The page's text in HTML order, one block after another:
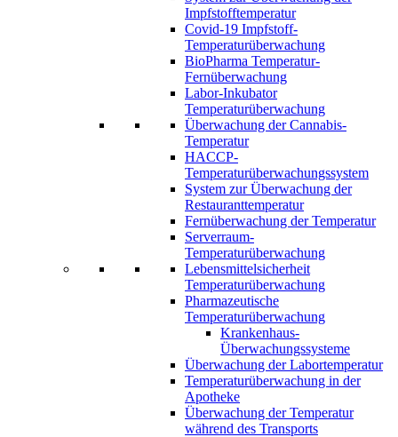
Impfstofftemperatur
Covid-19 Impfstoff-
Temperaturüberwachung
BioPharma Temperatur-
Fernüberwachung
Labor-Inkubator
Temperaturüberwachung
Überwachung der Cannabis-
Temperatur
HACCP-
Temperaturüberwachungssystem
System zur Überwachung der
Restauranttemperatur
Fernüberwachung der Temperatur
Serverraum-
Temperaturüberwachung
Lebensmittelsicherheit
Temperaturüberwachung
Pharmazeutische
Temperaturüberwachung
Krankenhaus-
Überwachungssysteme
Überwachung der Labortemperatur
Temperaturüberwachung in der
Apotheke
Überwachung der Temperatur
während des Transports